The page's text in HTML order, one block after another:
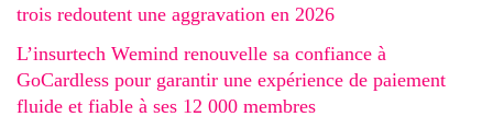
trois redoutent une aggravation en 2026
L’insurtech Wemind renouvelle sa confiance à
GoCardless pour garantir une expérience de paiement
fluide et fiable à ses 12 000 membres